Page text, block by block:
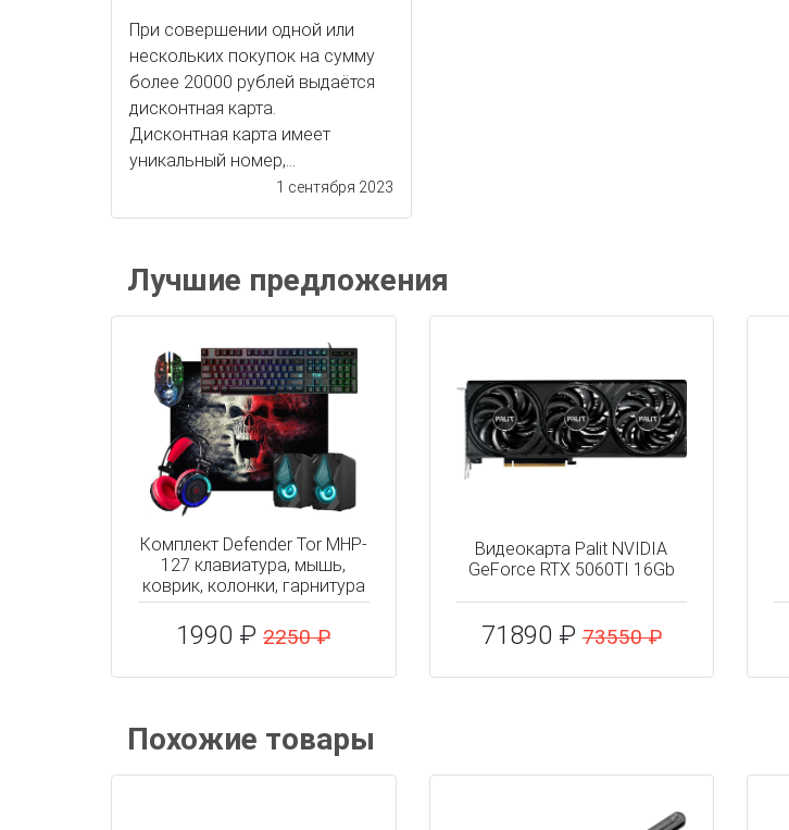
При совершении одной или
нескольких покупок на сумму
более 20000 рублей выдаётся
дисконтная карта.
Дисконтная карта имеет
уникальный номер,...
1 сентября 2023
Лучшие предложения
Комплект Defender Tor MHP-
127 клавиатура, мышь,
коврик, колонки, гарнитура
1990 ₽2250 ₽
Видеокарта Palit NVIDIA
GeForce RTX 5060TI 16Gb
71890 ₽73550 ₽
Похожие товары